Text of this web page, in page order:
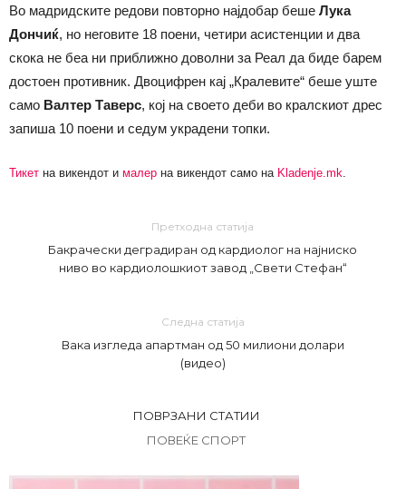
Во мадридските редови повторно најдобар беше Лука
Дончиќ, но неговите 18 поени, четири асистенции и два
скока не беа ни приближно доволни за Реал да биде барем
достоен противник. Двоцифрен кај „Кралевите“ беше уште
само Валтер Таверс, кој на своето деби во кралскиот дрес
запиша 10 поени и седум украдени топки.
Тикет на викендот и малер на викендот само на Kladenje.mk.
Претходна статија
Бакрачески деградиран од кардиолог на најниско
ниво во кардиолошкиот завод „Свети Стефан“
Следна статија
Вака изгледа апартман од 50 милиони долари
(видео)
ПОВРЗАНИ СТАТИИ
ПОВЕЌЕ СПОРТ